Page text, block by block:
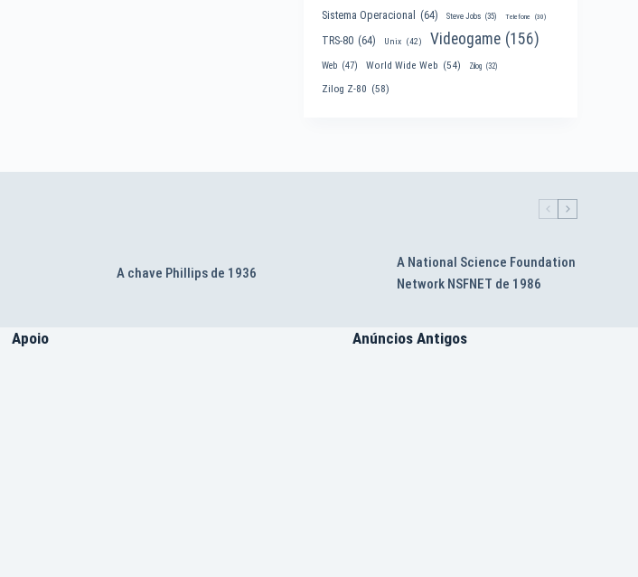
Sistema Operacional (64) Steve Jobs (35) Telefone (30)
TRS-80 (64) Unix (42) Videogame (156)
Web (47) World Wide Web (54) Zilog (32)
Zilog Z-80 (58)
A chave Phillips de 1936
A National Science Foundation
Network NSFNET de 1986
Apoio Anúncios Antigos